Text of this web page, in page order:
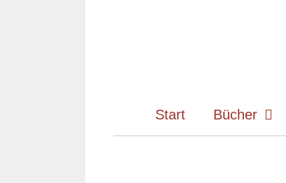
Start Bücher